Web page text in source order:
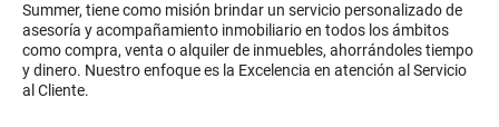
Summer, tiene como misión brindar un servicio personalizado de
asesoría y acompañamiento inmobiliario en todos los ámbitos
como compra, venta o alquiler de inmuebles, ahorrándoles tiempo
y dinero. Nuestro enfoque es la Excelencia en atención al Servicio
al Cliente.